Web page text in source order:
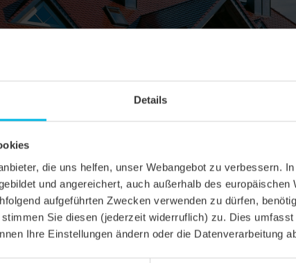
Details
die uns helfen, unser Webangebot zu verbessern.
und angereichert, auch außerhalb des
aufgeführten Zwecken verwenden zu dürfen,
Sie diesen (jederzeit widerruflich) zu. Dies
Ihre Einstellungen ändern oder die Datenverarbeitung